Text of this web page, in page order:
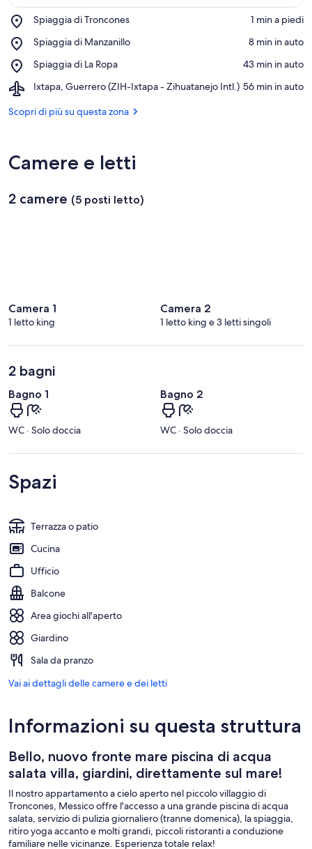
Spiaggia di Troncones
Place,
di
‪1 min a piedi‬
Spiaggia di Manzanillo
Place,
di
‪8 min in auto‬
Spiaggia di La Ropa
Place,
di
Ropa
‪43 min in auto‬
Ixtapa, Guerrero (ZIH-Ixtapa - Zihuatanejo Intl.)
Airport,
Guerrero
Zihuatanejo
Intl.)
‪56 min in auto‬
Scopri di più su questa zona
Camere e letti
2 camere (5 posti letto)
Camera 1
1 letto king
Camera 2
1 letto king e 3 letti singoli
2 bagni
Bagno 1
WC · Solo doccia
Bagno 2
WC · Solo doccia
Spazi
Terrazza o patio
Cucina
Ufficio
Balcone
Area giochi all'aperto
Giardino
Sala da pranzo
Vai ai dettagli delle camere e dei letti
Informazioni su questa struttura
Bello, nuovo fronte mare piscina di acqua
salata villa, giardini, direttamente sul mare!
Il nostro appartamento a cielo aperto nel piccolo villaggio di
Troncones, Messico offre l'accesso a una grande piscina di acqua
salata, servizio di pulizia giornaliero (tranne domenica), la spiaggia,
ritiro yoga accanto e molti grandi, piccoli ristoranti a conduzione
familiare nelle vicinanze. Esperienza totale relax!